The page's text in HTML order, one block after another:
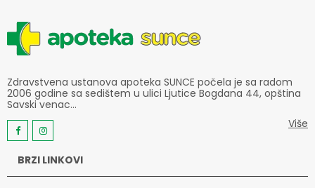
Zdravstvena ustanova apoteka SUNCE počela je sa radom
2006 godine sa sedištem u ulici Ljutice Bogdana 44, opština
Savski venac...
Više
BRZI LINKOVI